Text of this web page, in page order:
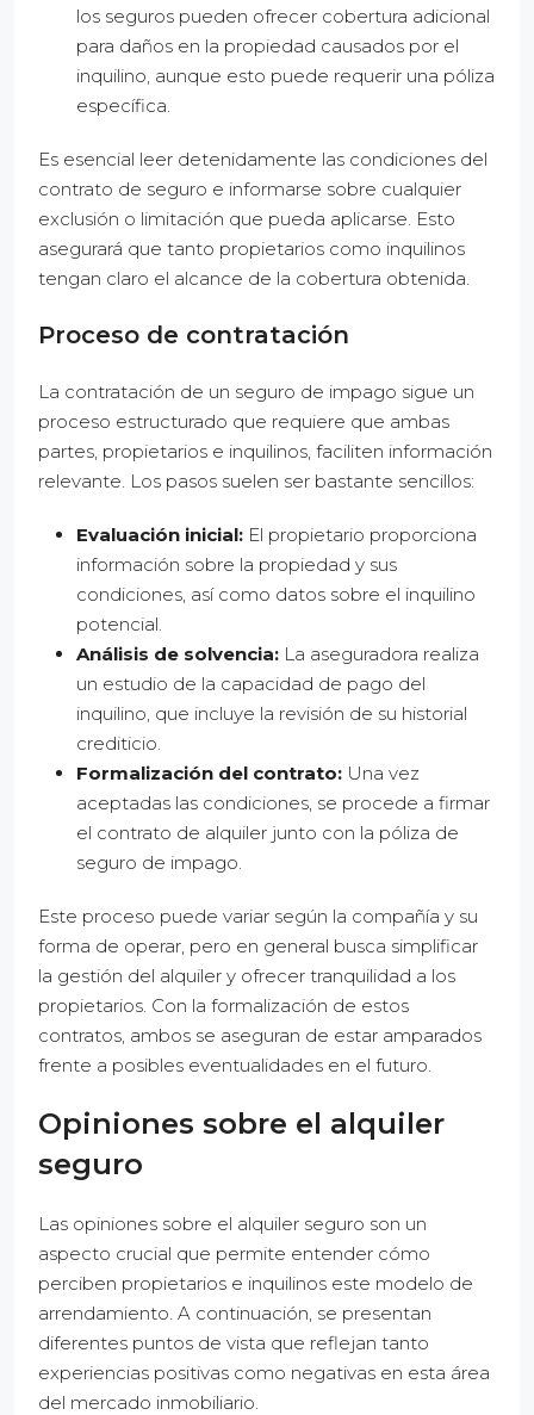
los seguros pueden ofrecer cobertura adicional
para daños en la propiedad causados por el
inquilino, aunque esto puede requerir una póliza
específica.
Es esencial leer detenidamente las condiciones del
contrato de seguro e informarse sobre cualquier
exclusión o limitación que pueda aplicarse. Esto
asegurará que tanto propietarios como inquilinos
tengan claro el alcance de la cobertura obtenida.
Proceso de contratación
La contratación de un seguro de impago sigue un
proceso estructurado que requiere que ambas
partes, propietarios e inquilinos, faciliten información
relevante. Los pasos suelen ser bastante sencillos:
Evaluación inicial: El propietario proporciona
información sobre la propiedad y sus
condiciones, así como datos sobre el inquilino
potencial.
Análisis de solvencia: La aseguradora realiza
un estudio de la capacidad de pago del
inquilino, que incluye la revisión de su historial
crediticio.
Formalización del contrato: Una vez
aceptadas las condiciones, se procede a firmar
el contrato de alquiler junto con la póliza de
seguro de impago.
Este proceso puede variar según la compañía y su
forma de operar, pero en general busca simplificar
la gestión del alquiler y ofrecer tranquilidad a los
propietarios. Con la formalización de estos
contratos, ambos se aseguran de estar amparados
frente a posibles eventualidades en el futuro.
Opiniones sobre el alquiler
seguro
Las opiniones sobre el alquiler seguro son un
aspecto crucial que permite entender cómo
perciben propietarios e inquilinos este modelo de
arrendamiento. A continuación, se presentan
diferentes puntos de vista que reflejan tanto
experiencias positivas como negativas en esta área
del mercado inmobiliario.